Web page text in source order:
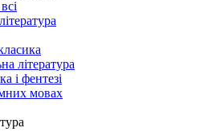
література
і фентезі
мовах